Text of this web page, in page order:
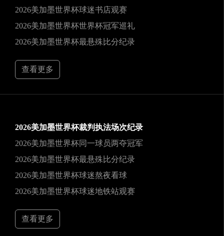
2026美加墨世界杯球迷书店观赛
2026美加墨世界杯世界杯冠军巡礼
2026美加墨世界杯最悬殊比分纪录
查看更多
2026美加墨世界杯裁判执法场次纪录
2026美加墨世界杯同一球员两夺冠军
2026美加墨世界杯最悬殊比分纪录
2026美加墨世界杯球迷熬夜看球
2026美加墨世界杯球迷地铁站观赛
查看更多